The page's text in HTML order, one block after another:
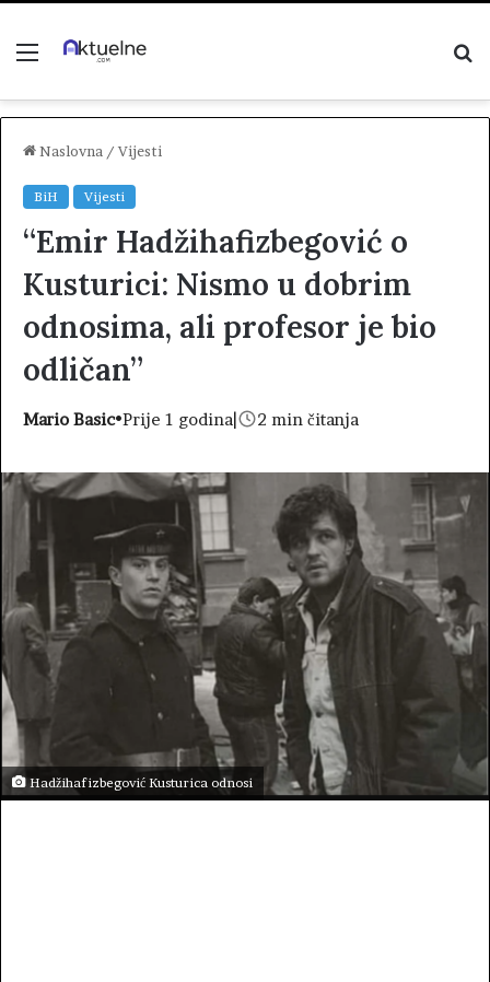
Menu
Naslovna / Vijesti
BiH Vijesti
“Emir Hadžihafizbegović o
Kusturici: Nismo u dobrim
odnosima, ali profesor je bio
odličan”
Mario Basic•Prije 1 godina| 2 min čitanja
Hadžihafizbegović Kusturica odnosi